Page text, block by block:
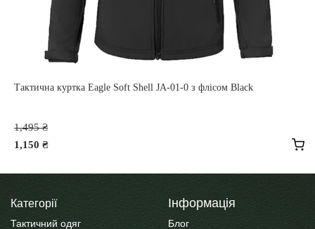
Тактична куртка Eagle Soft Shell JA-01-0 з флісом Black
1,495₴
1,150 ₴
1,150 ₴.
Цей
має
Категорії
Тактичний одяг
Інформація
Блог